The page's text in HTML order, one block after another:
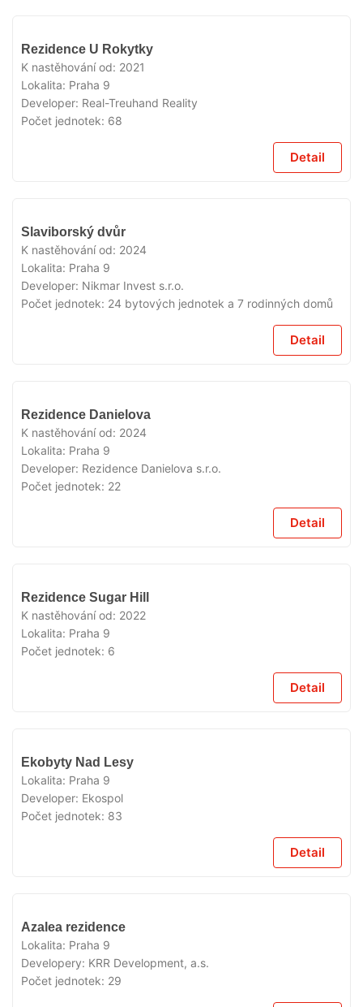
Rezidence U Rokytky
K nastěhování od: 2021
Lokalita: Praha 9
Developer: Real-Treuhand Reality
Počet jednotek: 68
Detail
Slaviborský dvůr
K nastěhování od: 2024
Lokalita: Praha 9
Developer: Nikmar Invest s.r.o.
Počet jednotek: 24 bytových jednotek a 7 rodinných domů
Detail
Rezidence Danielova
K nastěhování od: 2024
Lokalita: Praha 9
Developer: Rezidence Danielova s.r.o.
Počet jednotek: 22
Detail
Rezidence Sugar Hill
K nastěhování od: 2022
Lokalita: Praha 9
Počet jednotek: 6
Detail
Ekobyty Nad Lesy
Lokalita: Praha 9
Developer: Ekospol
Počet jednotek: 83
Detail
Azalea rezidence
Lokalita: Praha 9
Developery: KRR Development, a.s.
Počet jednotek: 29